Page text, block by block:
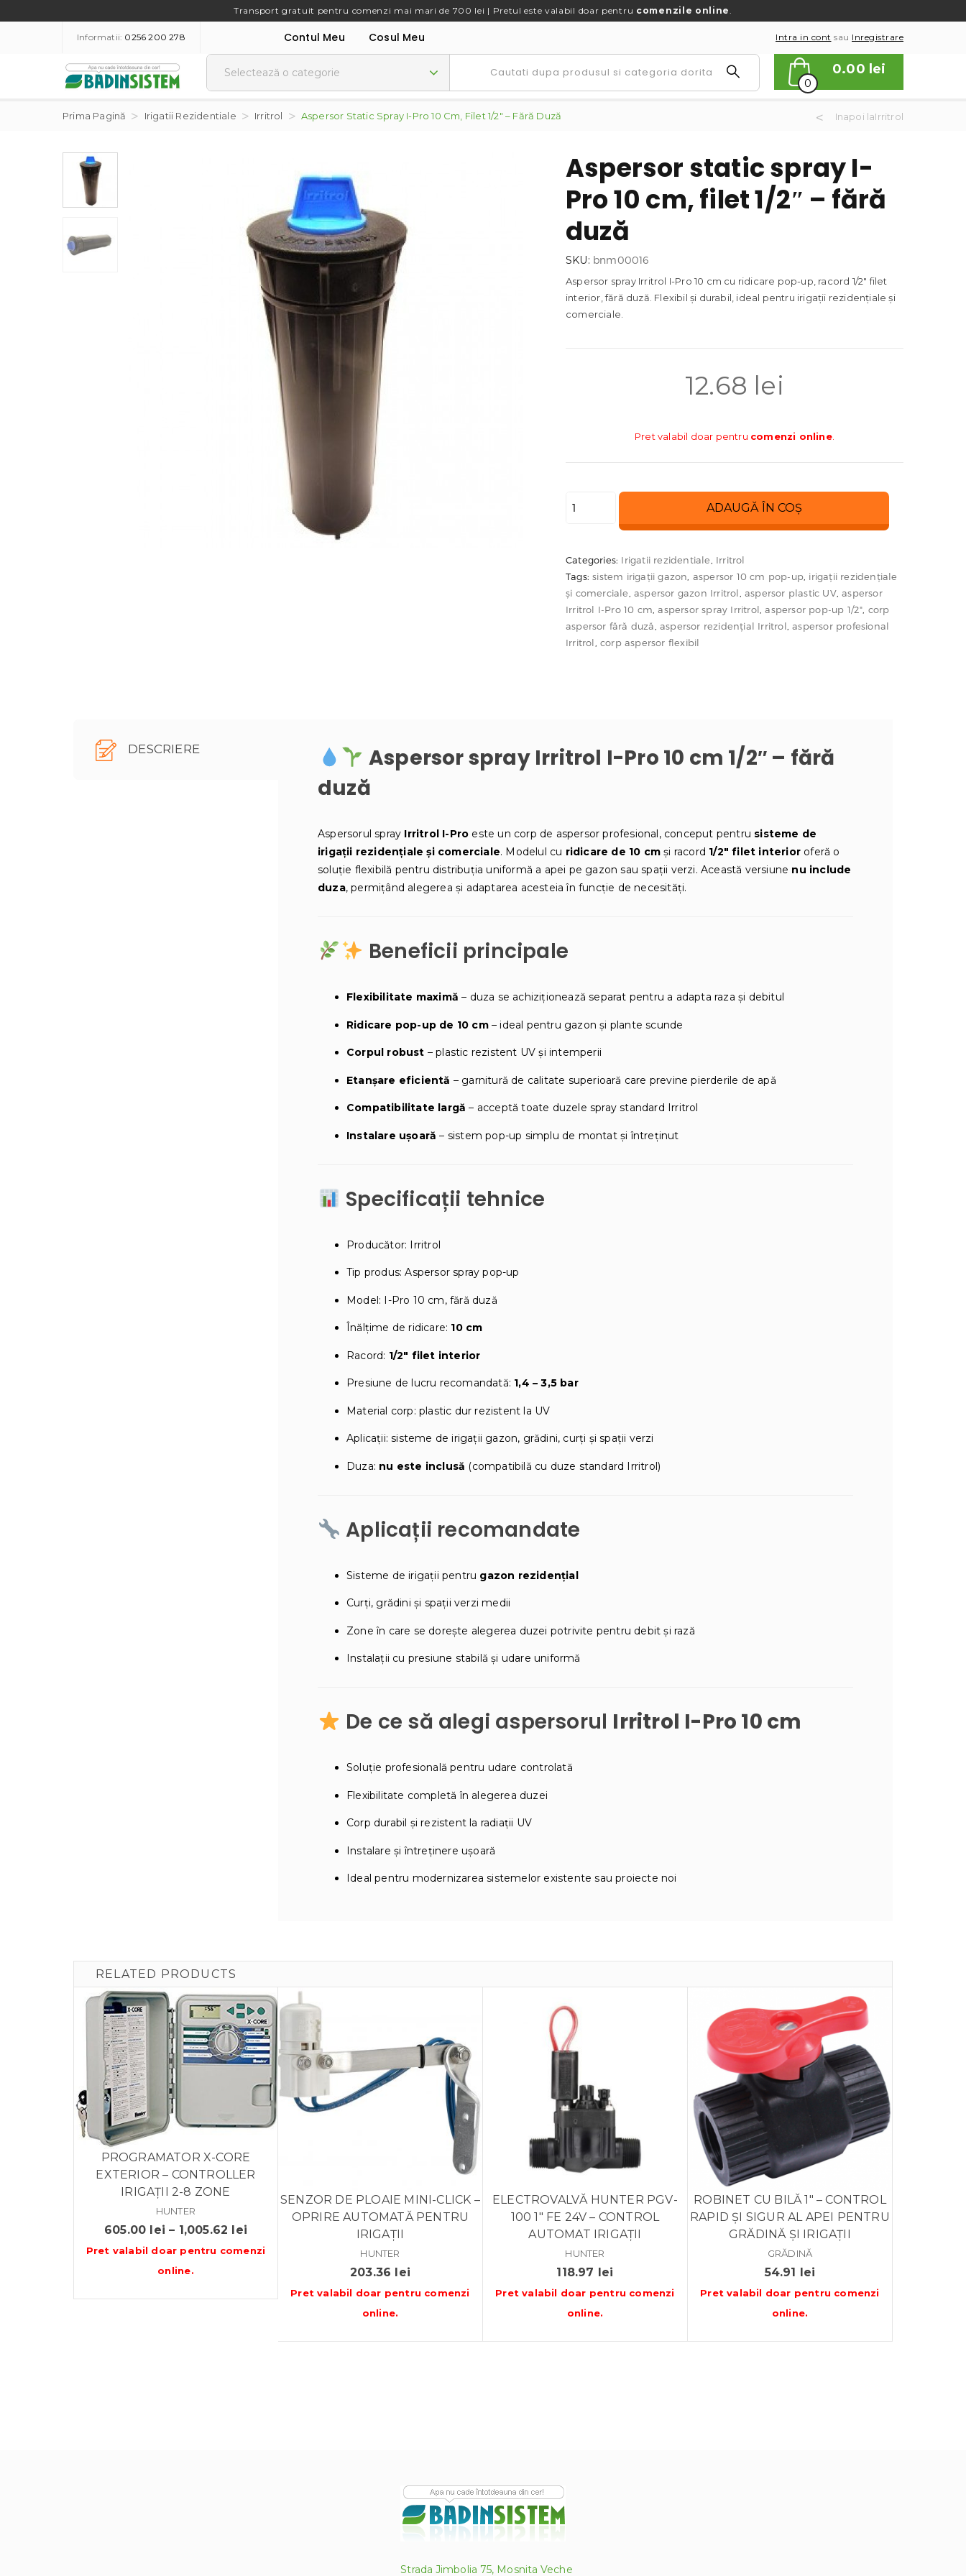
Transport gratuit pentru comenzi mai mari de 700 lei | Pretul este valabil doar pentru comenzile online.
Informatii: 0256 200 278 Contul Meu Cosul Meu Intra in cont sau Inregistrare
0
0.00 lei
Prima Pagină Irigatii Rezidentiale Irritrol Aspersor Static Spray I-Pro 10 Cm, Filet 1/2″ – Fără Duză Inapoi laIrritrol
Aspersor static spray I-
Pro 10 cm, filet 1/2″ – fără
duză
SKU: bnm00016
Aspersor spray Irritrol I-Pro 10 cm cu ridicare pop-up, racord 1/2″ filet
interior, fără duză. Flexibil și durabil, ideal pentru irigații rezidențiale și
comerciale.
12.68 lei
Pret valabil doar pentru comenzi online.
Cantitate
spray
I-
Pro
10
cm,
ADAUGĂ ÎN COȘ
Categories: Irigatii rezidentiale, Irritrol
Tags:sistem irigații gazon, aspersor 10 cm pop-up, irigații rezidențiale
și comerciale, aspersor gazon Irritrol,aspersor plastic UV,aspersor
Irritrol I-Pro 10 cm,aspersor spray Irritrol,aspersor pop-up 1/2", corp
aspersor fără duză, aspersor rezidențial Irritrol,aspersor profesional
Irritrol, corp aspersor flexibil
DESCRIERE
Aspersor spray Irritrol I-Pro 10 cm 1/2″ – fără
duză
Aspersorul spray Irritrol I-Pro este un corp de aspersor profesional, conceput pentru sisteme de
irigații rezidențiale și comerciale. Modelul cu ridicare de 10 cm și racord 1/2″ filet interior oferă o
soluție flexibilă pentru distribuția uniformă a apei pe gazon sau spații verzi. Această versiune nu include
duza, permițând alegerea și adaptarea acesteia în funcție de necesități.
Beneficii principale
Flexibilitate maximă – duza se achiziționează separat pentru a adapta raza și debitul
Ridicare pop-up de 10 cm– ideal pentru gazon și plante scunde
Corpul robust – plastic rezistent UV și intemperii
Etanșare eficientă – garnitură de calitate superioară care previne pierderile de apă
Compatibilitate largă – acceptă toate duzele spray standard Irritrol
Instalare ușoară – sistem pop-up simplu de montat și întreținut
Specificații tehnice
Producător: Irritrol
Tip produs: Aspersor spray pop-up
Model: I-Pro 10 cm, fără duză
Înălțime de ridicare: 10 cm
Racord: 1/2″ filet interior
Presiune de lucru recomandată: 1,4 – 3,5 bar
Material corp: plastic dur rezistent la UV
Aplicații: sisteme de irigații gazon, grădini, curți și spații verzi
Duza: nu este inclusă (compatibilă cu duze standard Irritrol)
Aplicații recomandate
Sisteme de irigații pentru gazon rezidențial
Curți, grădini și spații verzi medii
Zone în care se dorește alegerea duzei potrivite pentru debit și rază
Instalații cu presiune stabilă și udare uniformă
De ce să alegi aspersorul Irritrol I-Pro 10 cm
Soluție profesională pentru udare controlată
Flexibilitate completă în alegerea duzei
Corp durabil și rezistent la radiații UV
Instalare și întreținere ușoară
Ideal pentru modernizarea sistemelor existente sau proiecte noi
RELATED PRODUCTS
PROGRAMATOR X-CORE
EXTERIOR – CONTROLLER
IRIGAȚII 2-8 ZONE
HUNTER
605.00 lei – 1,005.62 lei
de
605.00 lei
Pret valabil doar pentru comenzi
online.
SENZOR DE PLOAIE MINI-CLICK –
OPRIRE AUTOMATĂ PENTRU
IRIGAȚII
HUNTER
203.36 lei
Pret valabil doar pentru comenzi
online.
ELECTROVALVĂ HUNTER PGV-
100 1″ FE 24V – CONTROL
AUTOMAT IRIGAȚII
HUNTER
118.97 lei
Pret valabil doar pentru comenzi
online.
ROBINET CU BILĂ 1″ – CONTROL
RAPID ȘI SIGUR AL APEI PENTRU
GRĂDINĂ ȘI IRIGAȚII
GRĂDINĂ
54.91 lei
Pret valabil doar pentru comenzi
online.
Strada Jimbolia 75, Mosnita Veche